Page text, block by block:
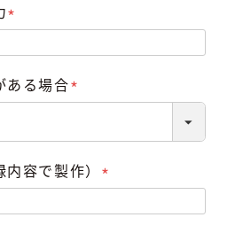
須)
ある場合
容で製作）
須)